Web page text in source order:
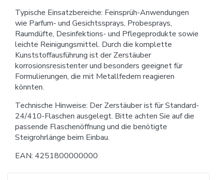
Typische Einsatzbereiche: Feinsprüh-Anwendungen
wie Parfum- und Gesichtssprays, Probesprays,
Raumdüfte, Desinfektions- und Pflegeprodukte sowie
leichte Reinigungsmittel. Durch die komplette
Kunststoffausführung ist der Zerstäuber
korrosionsresistenter und besonders geeignet für
Formulierungen, die mit Metallfedern reagieren
könnten.
Technische Hinweise: Der Zerstäuber ist für Standard-
24/410-Flaschen ausgelegt. Bitte achten Sie auf die
passende Flaschenöffnung und die benötigte
Steigrohrlänge beim Einbau.
EAN: 4251800000000